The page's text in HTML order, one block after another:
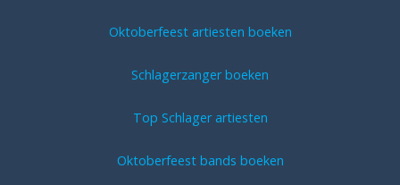
Oktoberfeest artiesten boeken
Schlagerzanger boeken
Top Schlager artiesten
Oktoberfeest bands boeken